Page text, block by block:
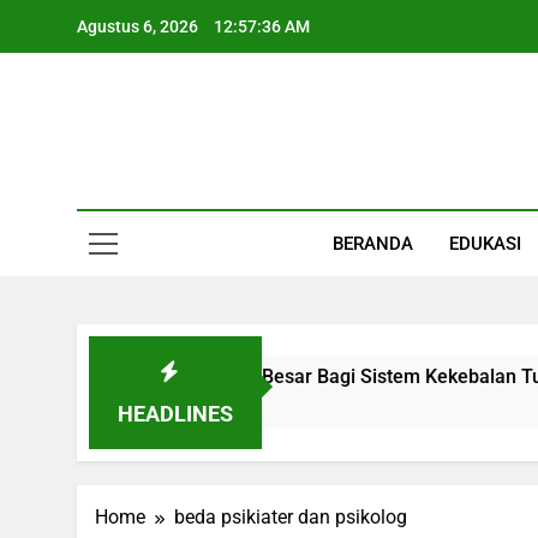
Agustus 6, 2026 12:57:37 AM
BERANDA EDUKASI
HEADLINES
Kecil Dengan Peran Besar Bagi Sistem Kekebalan
Home beda psikiater dan psikolog